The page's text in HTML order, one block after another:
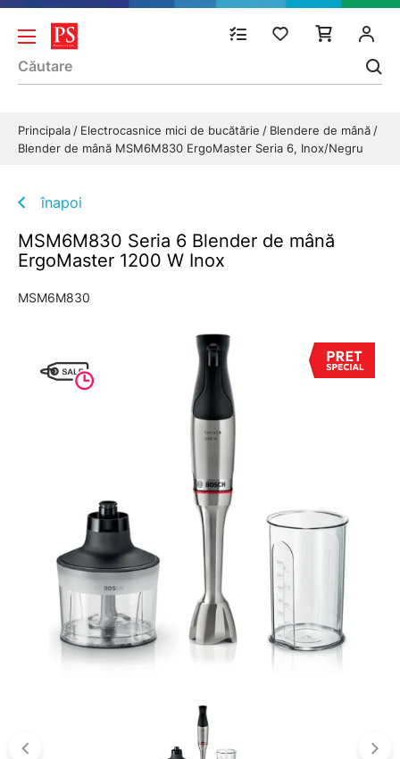
Principala Electrocasnice mici de bucătărie
Blendere de mână
Blender de mână MSM6M830 ErgoMaster Seria 6, Inox/Negru
înapoi
MSM6M830 Seria 6 Blender de mână
ErgoMaster 1200 W Inox
MSM6M830